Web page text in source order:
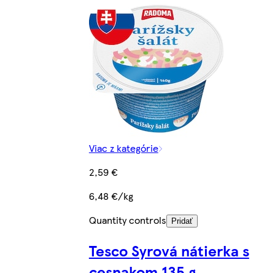
Viac z kategórie
2,59 €
6,48 €/kg
Quantity controls
Pridať
Tesco Syrová nátierka s